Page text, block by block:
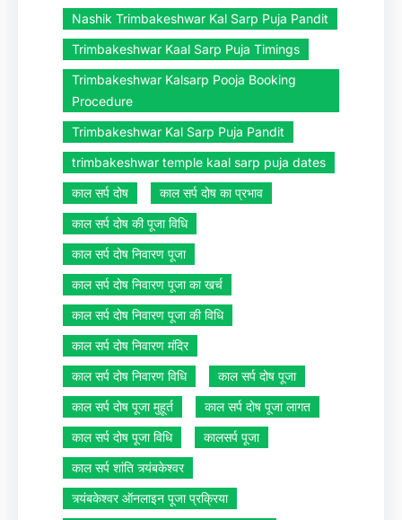
Nashik Trimbakeshwar Kal Sarp Puja Pandit
Trimbakeshwar Kaal Sarp Puja Timings
Trimbakeshwar Kalsarp Pooja Booking
Procedure
Trimbakeshwar Kal Sarp Puja Pandit
trimbakeshwar temple kaal sarp puja dates
काल सर्प दोष
काल सर्प दोष का प्रभाव
काल सर्प दोष की पूजा विधि
काल सर्प दोष निवारण पूजा
काल सर्प दोष निवारण पूजा का खर्च
काल सर्प दोष निवारण पूजा की विधि
काल सर्प दोष निवारण मंदिर
काल सर्प दोष निवारण विधि
काल सर्प दोष पूजा
काल सर्प दोष पूजा मुहूर्त
काल सर्प दोष पूजा लागत
काल सर्प दोष पूजा विधि
कालसर्प पूजा
काल सर्प शांति त्र्यंबकेश्वर
त्र्यंबकेश्वर ऑनलाइन पूजा प्रक्रिया